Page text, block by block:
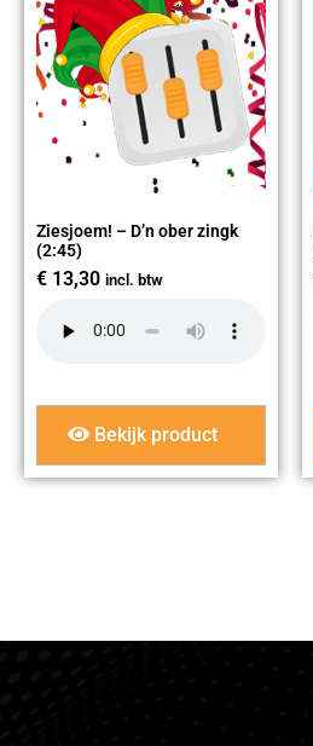
Ziesjoem! – D’n ober zingk
(2:45)
€ 13,30 incl. btw
Bekijk product